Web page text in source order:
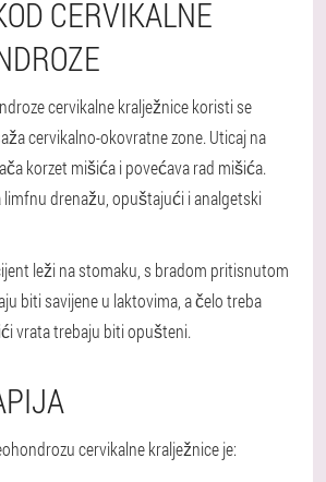
CERVIKALNE
cervikalne kralježnice koristi se
cervikalno-okovratne zone. Uticaj na
korzet mišića i povećava rad mišića.
limfnu drenažu, opuštajući i analgetski
leži na stomaku, s bradom pritisnutom
biti savijene u laktovima, a čelo treba
vrata trebaju biti opušteni.
cervikalne kralježnice je: